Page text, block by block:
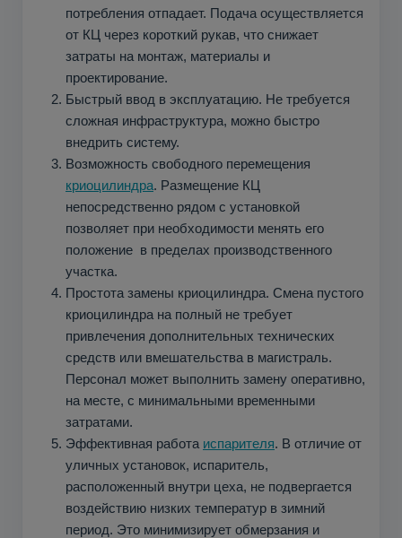
потребления отпадает. Подача осуществляется
от КЦ через короткий рукав, что снижает
затраты на монтаж, материалы и
проектирование.
Быстрый ввод в эксплуатацию. Не требуется
сложная инфраструктура, можно быстро
внедрить систему.
Возможность свободного перемещения
криоцилиндра. Размещение КЦ
непосредственно рядом с установкой
позволяет при необходимости менять его
положение в пределах производственного
участка.
Простота замены криоцилиндра. Смена пустого
криоцилиндра на полный не требует
привлечения дополнительных технических
средств или вмешательства в магистраль.
Персонал может выполнить замену оперативно,
на месте, с минимальными временными
затратами.
Эффективная работа испарителя. В отличие от
уличных установок, испаритель,
расположенный внутри цеха, не подвергается
воздействию низких температур в зимний
период. Это минимизирует обмерзания и